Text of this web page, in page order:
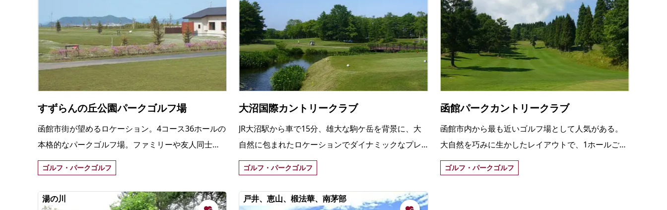
すずらんの丘公園パークゴルフ場
函館市街が望めるロケーション。4コース36ホールの
本格的なパークゴルフ場。ファミリーや友人同士
で、自然を満喫しながら芝生の上でプレーできる。
ゴルフ・パークゴルフ
大沼国際カントリークラブ
JR大沼駅から車で15分、雄大な駒ケ岳を背景に、大
自然に包まれたロケーションでダイナミックなプレ
ーを味わうことができるゴルフ場。
ゴルフ・パークゴルフ
函館パークカントリークラブ
函館市内から最も近いゴルフ場として人気がある。
大自然を巧みに生かしたレイアウトで、1ホールごと
に個性豊かなつくりとなっている。
ゴルフ・パークゴルフ
湯の川 戸井、恵山、椴法華、南茅部